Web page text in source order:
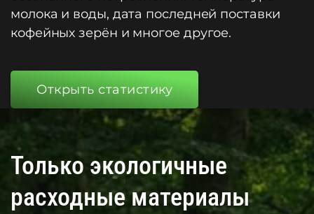
молока и воды, дата последней поставки
кофейных зерён и многое другое.
Открыть статистику
Только экологичные
расходные материалы